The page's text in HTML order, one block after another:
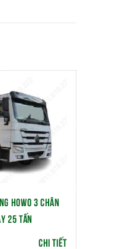
HOWO 3 CHÂN
25 TẤN
CHI TIẾT